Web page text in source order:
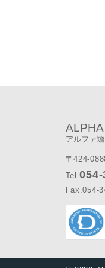
アルファ
〒424-
Tel.054-
Fax.054-